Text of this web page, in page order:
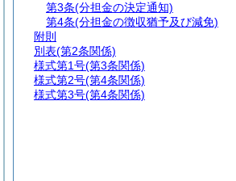
第3条(分担金の決定通知)
第4条(分担金の徴収猶予及び減免)
附則
別表(第2条関係)
様式第1号(第3条関係)
様式第2号(第4条関係)
様式第3号(第4条関係)